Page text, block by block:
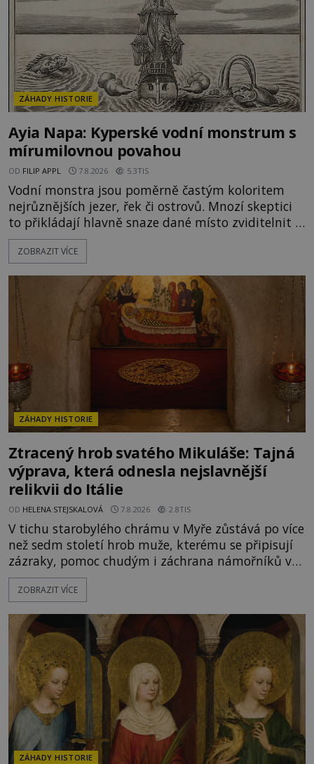
ZÁHADY HISTORIE
Ayia Napa: Kyperské vodní monstrum s
mírumilovnou povahou
OD FILIP APPL 7.8.2026 5.3TIS
Vodní monstra jsou poměrně častým koloritem
nejrůznějších jezer, řek či ostrovů. Mnozí skeptici
to přikládají hlavně snaze dané místo zviditelnit a
přitáhnout k němu pozornost záhadám
nakloněných turistů. Je to také případ kyperského
legendami o něm ukrývat nějaký pravdivý základ?
V blízkosti Mysu Greco, jak se přez
ZOBRAZIT VÍCE
ZÁHADY HISTORIE
Ztracený hrob svatého Mikuláše: Tajná
výprava, která odnesla nejslavnější
relikvii do Itálie
OD HELENA STEJSKALOVÁ 7.8.2026 2.8TIS
V tichu starobylého chrámu v Myře zůstává po více
než sedm století hrob muže, kterému se připisují
zázraky, pomoc chudým i záchrana námořníků v
bouřích. Pak ale přichází rok 1087 a klidné místo
se mění v dějiště podivné noční výpravy. Skupina
Mikuláše a odváží jeho ostatky přes moře do Bari.
Je to zbožná záchrana před nebezpečím, nebo
promyšlená krádež,
ZOBRAZIT VÍCE
ZÁHADY HISTORIE